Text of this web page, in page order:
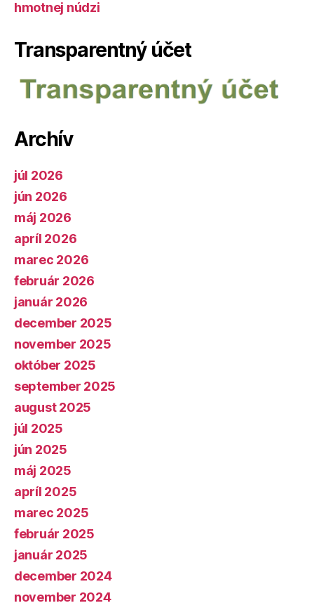
hmotnej núdzi
Transparentný účet
Archív
júl 2026
jún 2026
máj 2026
apríl 2026
marec 2026
február 2026
január 2026
december 2025
november 2025
október 2025
september 2025
august 2025
júl 2025
jún 2025
máj 2025
apríl 2025
marec 2025
február 2025
január 2025
december 2024
november 2024